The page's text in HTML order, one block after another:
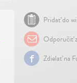
Pridať do
Odporučiť
Zdielať na